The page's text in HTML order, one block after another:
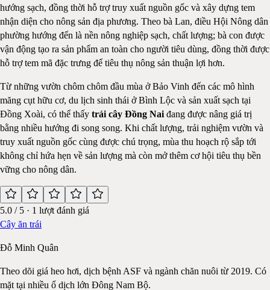
hướng sạch, đồng thời hỗ trợ truy xuất nguồn gốc và xây dựng tem
nhận diện cho nông sản địa phương. Theo bà Lan, điều Hội Nông dân
phường hướng đến là nền nông nghiệp sạch, chất lượng; bà con được
vận động tạo ra sản phẩm an toàn cho người tiêu dùng, đồng thời được
hỗ trợ tem mã đặc trưng để tiêu thụ nông sản thuận lợi hơn.
Từ những vườn chôm chôm đầu mùa ở Bảo Vinh đến các mô hình
măng cụt hữu cơ, du lịch sinh thái ở Bình Lộc và sản xuất sạch tại
Đồng Xoài, có thể thấy trái cây Đồng Nai đang được nâng giá trị
bằng nhiều hướng đi song song. Khi chất lượng, trải nghiệm vườn và
truy xuất nguồn gốc cùng được chú trọng, mùa thu hoạch rộ sắp tới
không chỉ hứa hẹn về sản lượng mà còn mở thêm cơ hội tiêu thụ bền
vững cho nông dân.
5.0 / 5 · 1 lượt đánh giá
Cây ăn trái
Đỗ Minh Quân
Theo dõi giá heo hơi, dịch bệnh ASF và ngành chăn nuôi từ 2019. Có
mặt tại nhiều ổ dịch lớn Đông Nam Bộ.